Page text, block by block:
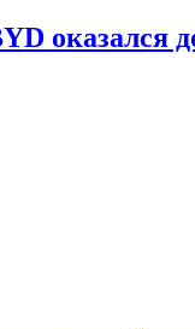
оказался